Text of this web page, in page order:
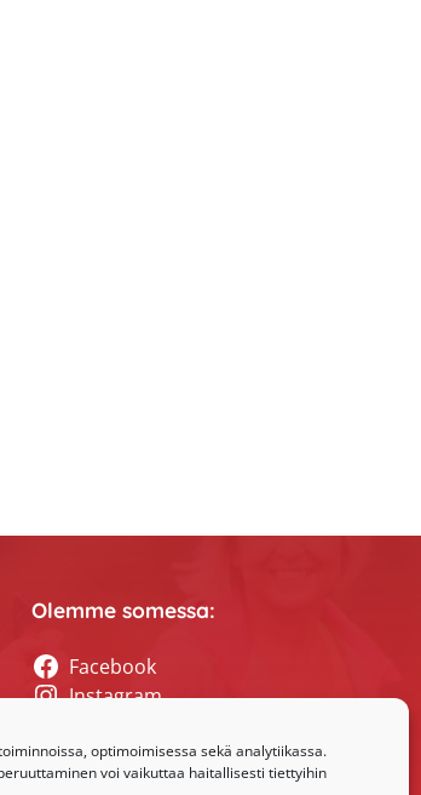
optimoimisessa sekä analytiikassa.
voi vaikuttaa haitallisesti tiettyihin
Olemme somessa:
Facebook
Instagram